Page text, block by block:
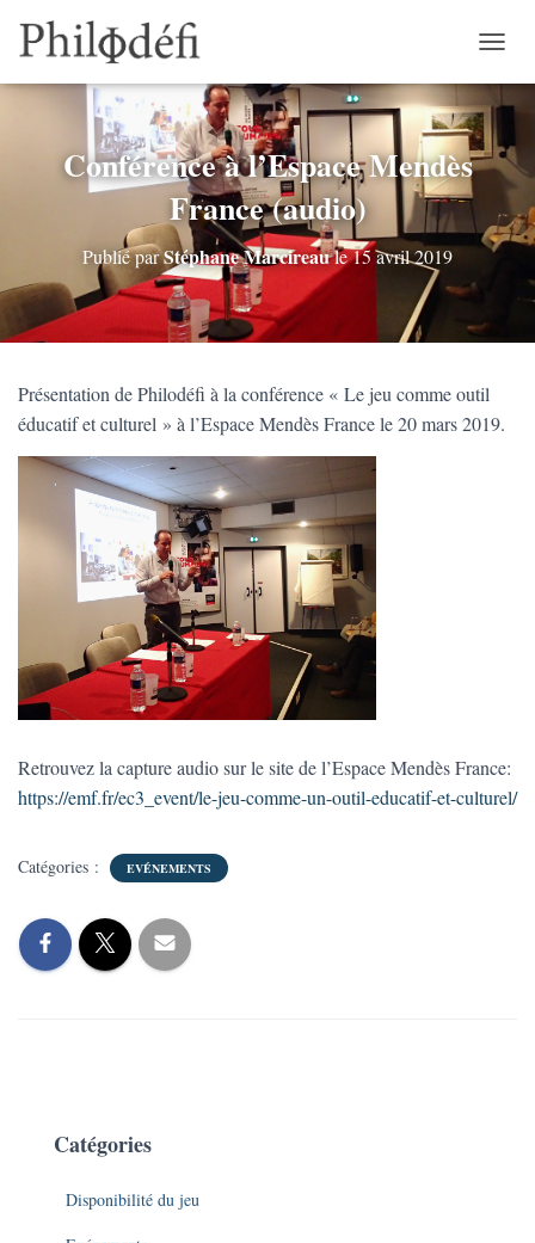
É
P
L
E
L
A
I
Conférence à l’Espace Mendès
France (audio)
Publié parStéphane Marcireaule15 avril 2019
Présentation de Philodéfi à la conférence « Le jeu comme outil
éducatif et culturel » à l’Espace Mendès France le 20 mars 2019.
Retrouvez la capture audio sur le site de l’Espace Mendès France:
https://emf.fr/ec3_event/le-jeu-comme-un-outil-educatif-et-culturel/
Catégories : EVÉNEMENTS
Catégories
Disponibilité du jeu